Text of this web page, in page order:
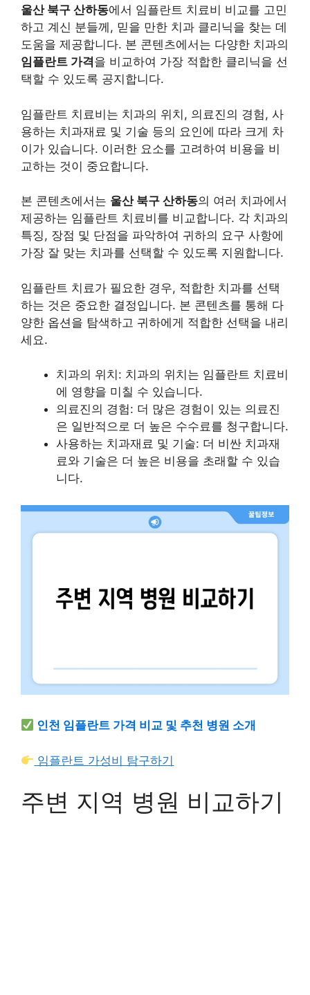
울산 북구 산하동에서 임플란트 치료비 비교를 고민
하고 계신 분들께, 믿을 만한 치과 클리닉을 찾는 데
도움을 제공합니다. 본 콘텐츠에서는 다양한 치과의
임플란트 가격을 비교하여 가장 적합한 클리닉을 선
택할 수 있도록 공지합니다.
임플란트 치료비는 치과의 위치, 의료진의 경험, 사
용하는 치과재료 및 기술 등의 요인에 따라 크게 차
이가 있습니다. 이러한 요소를 고려하여 비용을 비
교하는 것이 중요합니다.
본 콘텐츠에서는 울산 북구 산하동의 여러 치과에서
제공하는 임플란트 치료비를 비교합니다. 각 치과의
특징, 장점 및 단점을 파악하여 귀하의 요구 사항에
가장 잘 맞는 치과를 선택할 수 있도록 지원합니다.
임플란트 치료가 필요한 경우, 적합한 치과를 선택
하는 것은 중요한 결정입니다. 본 콘텐츠를 통해 다
양한 옵션을 탐색하고 귀하에게 적합한 선택을 내리
세요.
치과의 위치: 치과의 위치는 임플란트 치료비
에 영향을 미칠 수 있습니다.
의료진의 경험: 더 많은 경험이 있는 의료진
은 일반적으로 더 높은 수수료를 청구합니다.
사용하는 치과재료 및 기술: 더 비싼 치과재
료와 기술은 더 높은 비용을 초래할 수 있습
니다.
인천 임플란트 가격 비교 및 추천 병원 소개
임플란트 가성비 탐구하기
주변 지역 병원 비교하기